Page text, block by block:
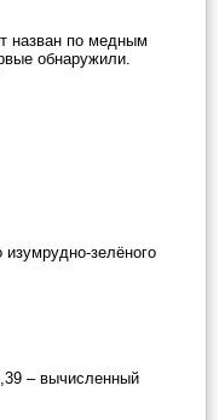
назван по медным
обнаружили.
зелёного
– вычисленный